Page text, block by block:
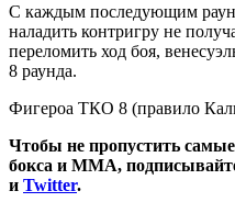
С каждым последующим
наладить контригру не
переломить ход боя,
8 раунда.
Фигероа ТКО 8 (правило
Чтобы не пропустить
бокса и ММА,
и Twitter.